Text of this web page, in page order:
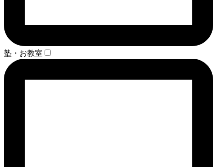
塾・お教室